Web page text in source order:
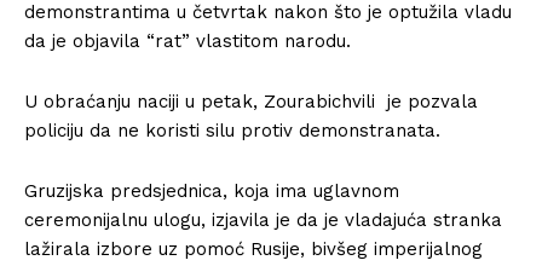
demonstrantima u četvrtak nakon što je optužila vladu
da je objavila “rat” vlastitom narodu.
U obraćanju naciji u petak, Zourabichvili je pozvala
policiju da ne koristi silu protiv demonstranata.
Gruzijska predsjednica, koja ima uglavnom
ceremonijalnu ulogu, izjavila je da je vladajuća stranka
lažirala izbore uz pomoć Rusije, bivšeg imperijalnog